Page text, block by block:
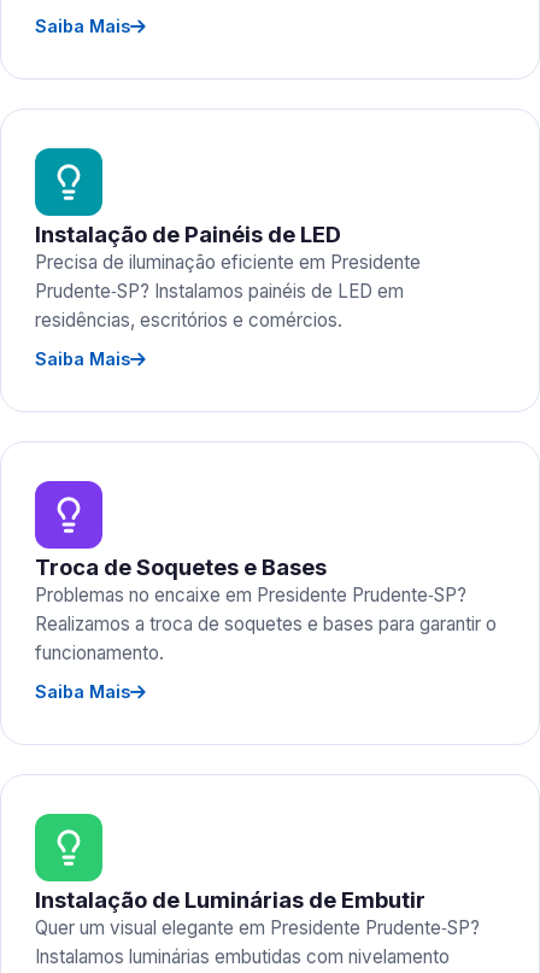
Saiba Mais
Instalação de Painéis de LED
Precisa de iluminação eficiente em Presidente
Prudente‑SP? Instalamos painéis de LED em
residências, escritórios e comércios.
Saiba Mais
Troca de Soquetes e Bases
Problemas no encaixe em Presidente Prudente‑SP?
Realizamos a troca de soquetes e bases para garantir o
funcionamento.
Saiba Mais
Instalação de Luminárias de Embutir
Quer um visual elegante em Presidente Prudente‑SP?
Instalamos luminárias embutidas com nivelamento